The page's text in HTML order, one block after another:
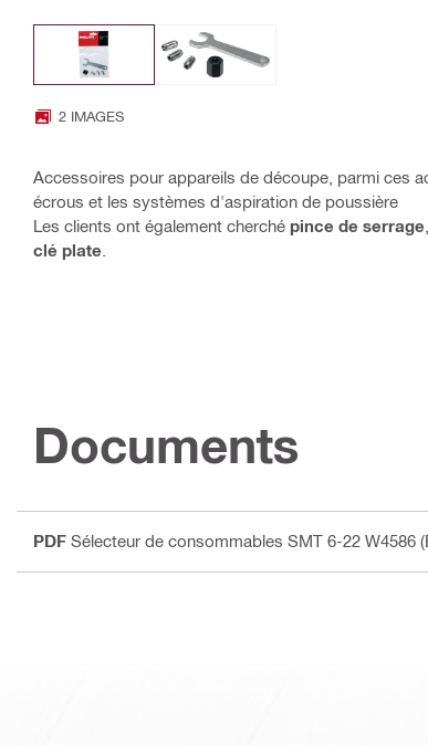
2 IMAGES
Accessoires pour appareils de découpe, parmi ces
écrous et les systèmes d'aspiration de poussière
Les clients ont également cherché pince de serrage
clé plate
Documents
PDF Sélecteur de consommables SMT 6-22 W4586